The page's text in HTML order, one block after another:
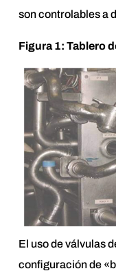
son controlables a
Figura 1: Tablero
El uso de válvulas
configuración de